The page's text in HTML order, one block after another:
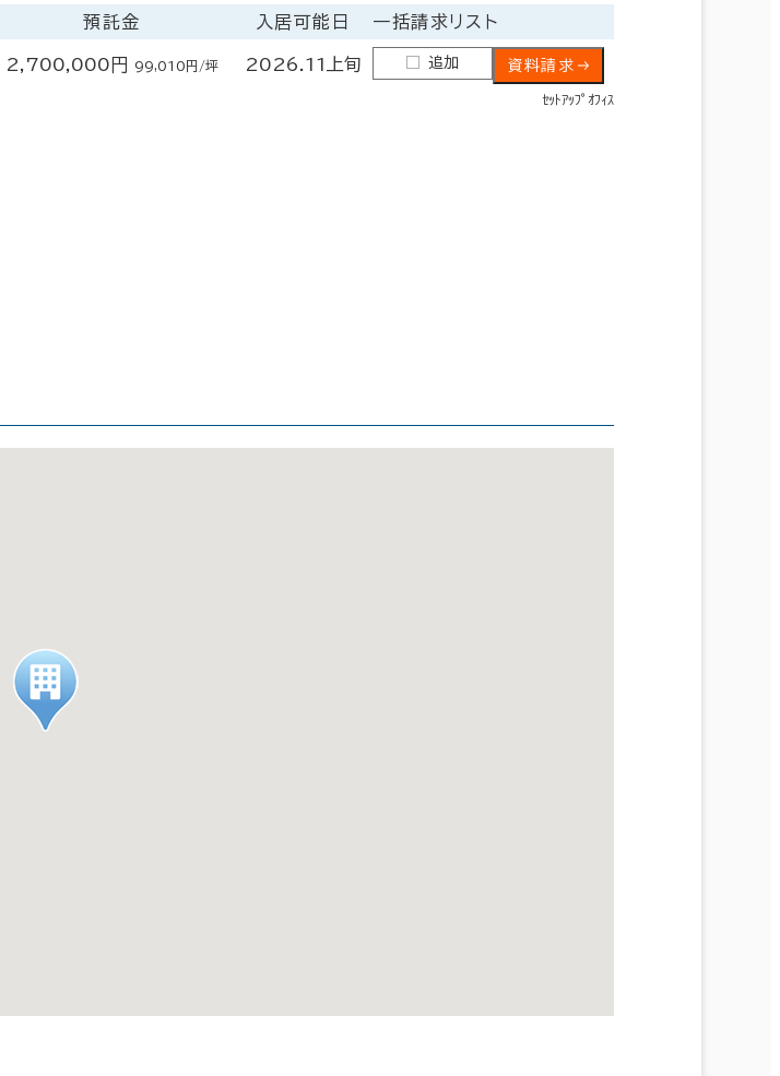
預託金 入居可能日 一括請求リスト
2,700,000円 99,010円/坪 2026.11上旬 追加 資料請求
ｾｯﾄｱｯﾌﾟｵﾌｨｽ